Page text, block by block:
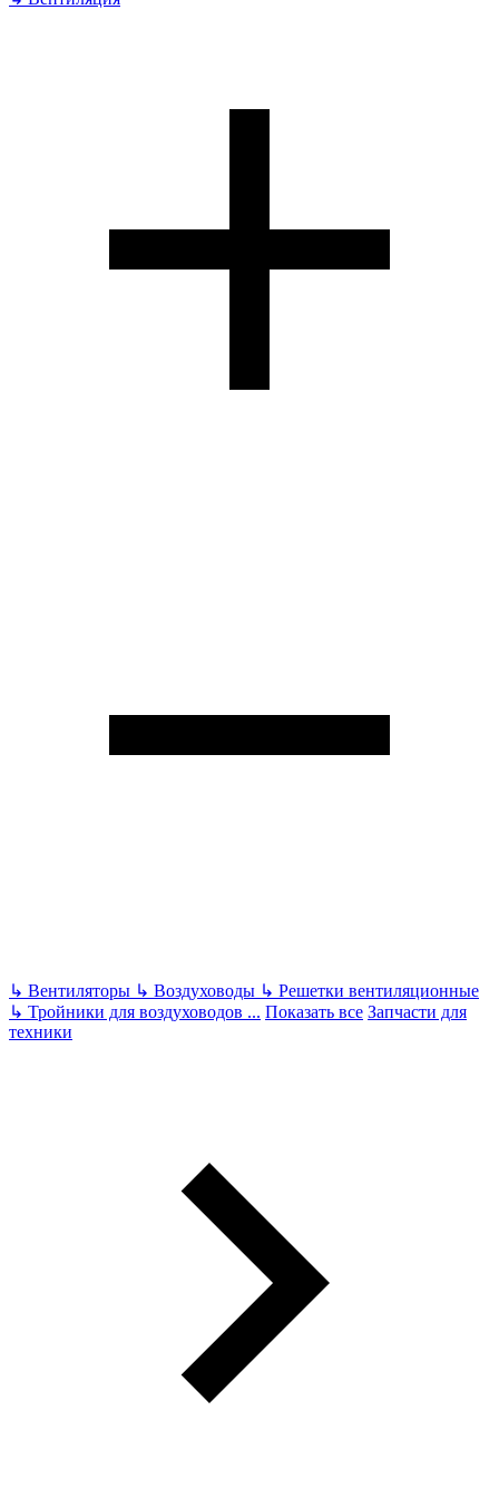
↳ Вентиляторы ↳ Воздуховоды ↳ Решетки вентиляционные
↳ Тройники для воздуховодов ... Показать все Запчасти для
техники